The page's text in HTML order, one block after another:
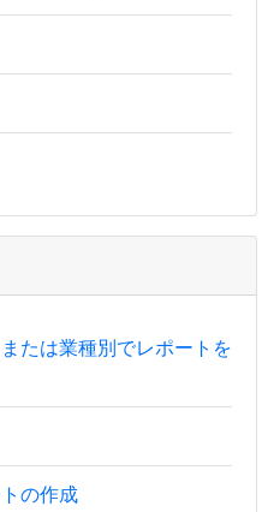
たは業種別でレポートを
の作成